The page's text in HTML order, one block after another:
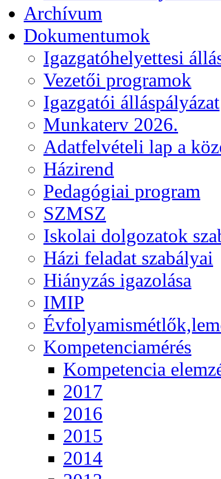
Archívum
Dokumentumok
Igazgatóhelyettesi
Vezetői programok
Igazgatói álláspályázat
Munkaterv 2026.
Adatfelvételi lap a
Házirend
Pedagógiai program
SZMSZ
Iskolai dolgozatok
Házi feladat szabályai
Hiányzás igazolása
IMIP
Kompetenciamérés
Kompetencia
2017
2016
2015
2014